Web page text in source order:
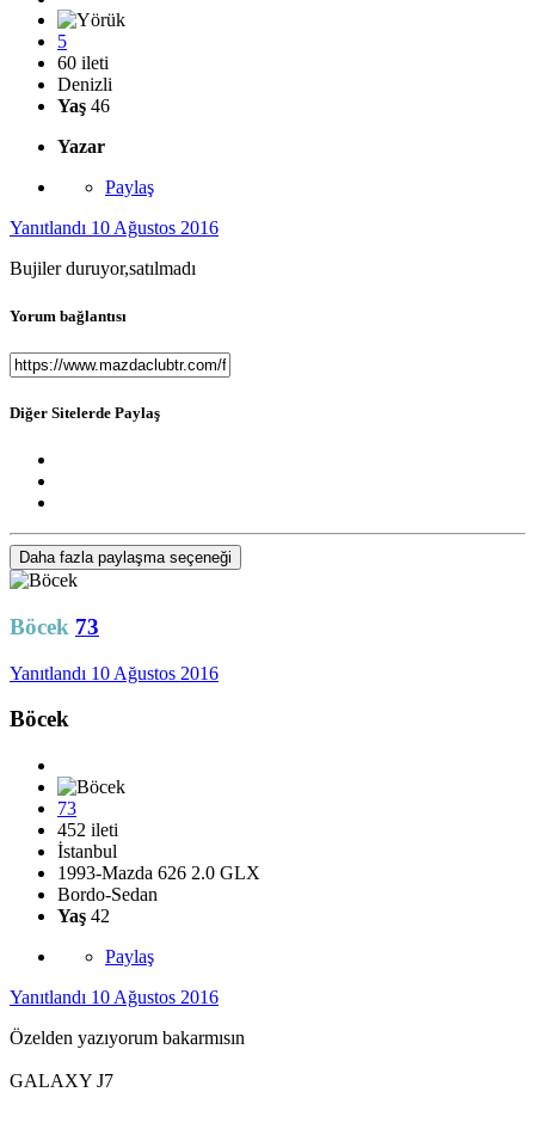
5
60 ileti
Denizli
Yaş 46
Yazar
Paylaş
Yanıtlandı 10 Ağustos 2016
Bujiler duruyor,satılmadı
Yorum bağlantısı
Diğer Sitelerde Paylaş
Daha fazla paylaşma seçeneği
Böcek 73
Yanıtlandı 10 Ağustos 2016
Böcek
73
452 ileti
İstanbul
1993-Mazda 626 2.0 GLX
Bordo-Sedan
Yaş 42
Paylaş
Yanıtlandı 10 Ağustos 2016
Özelden yazıyorum bakarmısın
GALAXY J7